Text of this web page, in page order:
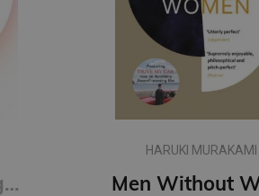
First Person Singular : mind-bending new collection of short stories
HARUKI MURAKAMI